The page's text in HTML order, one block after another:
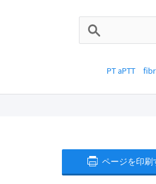
PT aPTT
ページを印刷